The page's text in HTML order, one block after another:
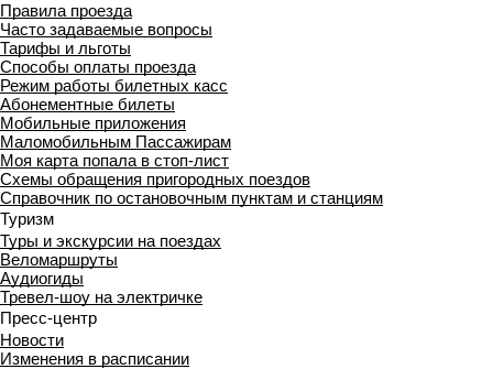
Правила проезда
Часто задаваемые вопросы
Тарифы и льготы
Способы оплаты проезда
Режим работы билетных касс
Абонементные билеты
Мобильные приложения
Маломобильным Пассажирам
Моя карта попала в стоп-лист
Cхемы обращения пригородных поездов
Справочник по остановочным пунктам и станциям
Туризм
Туры и экскурсии на поездах
Веломаршруты
Аудиогиды
Тревел-шоу на электричке
Пресс-центр
Новости
Изменения в расписании